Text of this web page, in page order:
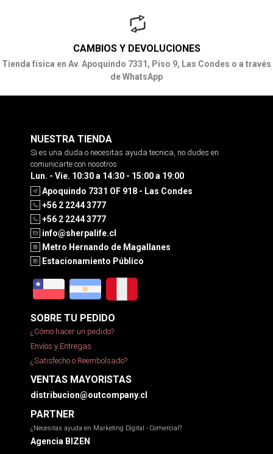
CAMBIOS Y DEVOLUCIONES
Tienda física en Av. Apoquindo 7331, Piso 9, Las Condes o a través
de WhatsApp
NUESTRA TIENDA
Si es una duda o necesitas ayuda tecnica, no dudes en
comunicarte con nosotros
Lun. - Vie. 10:30 a 14:30 - 15:00 a 19:00
Apoquindo 7331 OF 918 - Las Condes
+56 2 2244 3777
+56 2 2244 3777
info@sherpalife.cl
Metro Hernando de Magallanes
Estacionamiento Público
SOBRE TU PEDIDO
¿Cómo hacer un pedido?
Envíos y Entregas
¿Satisfecho o Reembolsado?
VENTAS MAYORISTAS
distribucion@outcompany.cl
PARTNER
¿Necesitas ayuda en Marketing Digital - Comercial?
Agencia BIZEN